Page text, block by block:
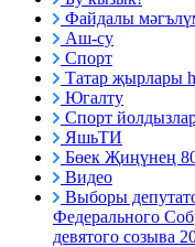
Файдалы
Аш-су
Спорт
Татар җырлары
Югалту
Спорт
ЯшьТИ
Бөек Җиңүнең
Видео
Выборы
Федерального
девятого созыва